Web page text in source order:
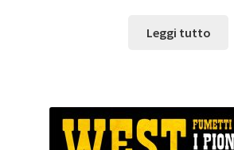
Leggi tutto